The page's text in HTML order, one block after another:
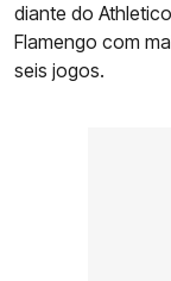
diante do
Flamengo com
seis jogos.